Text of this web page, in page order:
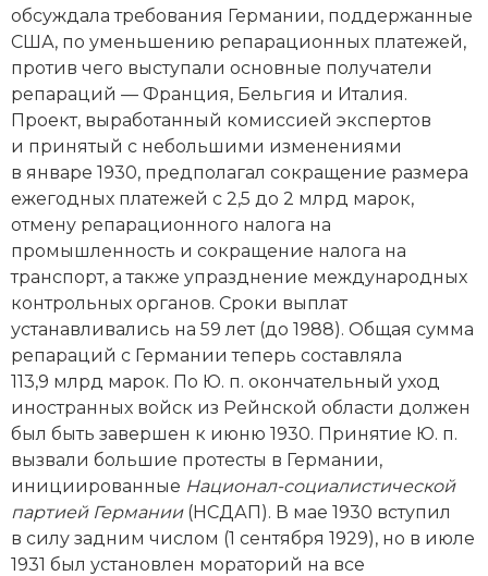
Историческая география и топонимика
История материальной и духовной культуры
История международных отношений
История, философия, теория и методология
исторического знания
Итория международных отношений
Латинская Америка
Новая история
Новейшая история
Нумизматика
Образование
Общественные объединения и организации
обсуждала требования Германии, поддержанные
США, по уменьшению репарационных платежей,
против чего выступали основные получатели
репараций — Франция, Бельгия и Италия.
Проект, выработанный комиссией экспертов
и принятый с небольшими изменениями
в январе 1930, предполагал сокращение размера
ежегодных платежей с 2,5 до 2 млрд марок,
отмену репарационного налога на
промышленность и сокращение налога на
транспорт, а также упразднение международных
контрольных органов. Сроки выплат
устанавливались на 59 лет (до 1988). Общая сумма
репараций с Германии теперь составляла
113,9 млрд марок. По Ю. п. окончательный уход
иностранных вой­ск из Рейнской области должен
был быть завершен к июню 1930. Принятие Ю. п.
вызвали большие протесты в Германии,
инициированные Национал-социалистической
партией Германии(НСДАП). В мае 1930 вступил
в силу задним числом (1 сентября 1929), но в июле
1931 был установлен мораторий на все